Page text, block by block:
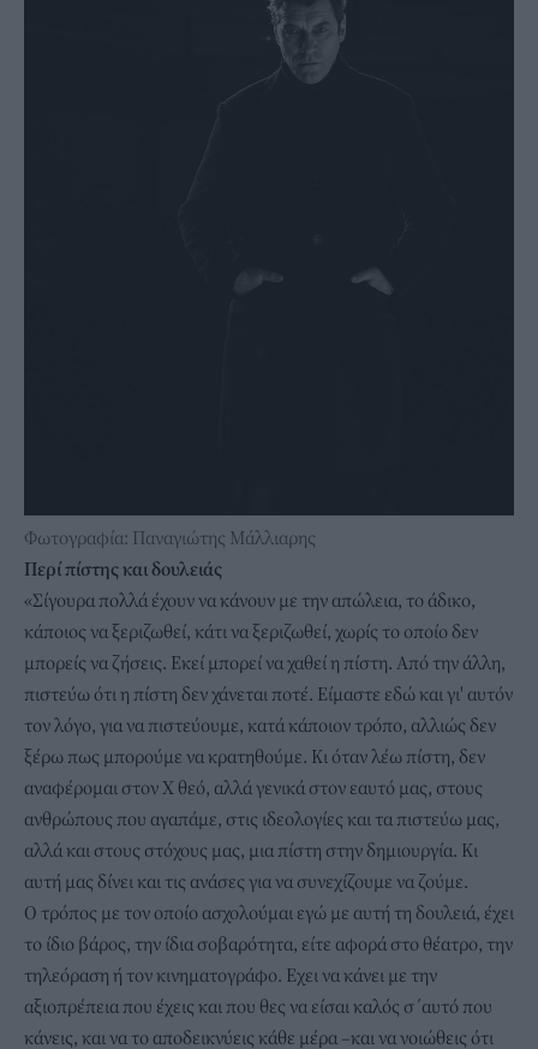
Φωτογραφία: Παναγιώτης Μάλλιαρης
Περί πίστης και δουλειάς
«Σίγουρα πολλά έχουν να κάνουν με την απώλεια, το άδικο,
κάποιος να ξεριζωθεί, κάτι να ξεριζωθεί, χωρίς το οποίο δεν
μπορείς να ζήσεις. Εκεί μπορεί να χαθεί η πίστη. Από την άλλη,
πιστεύω ότι η πίστη δεν χάνεται ποτέ. Είμαστε εδώ και γι' αυτόν
τον λόγο, για να πιστεύουμε, κατά κάποιον τρόπο, αλλιώς δεν
ξέρω πως μπορούμε να κρατηθούμε. Κι όταν λέω πίστη, δεν
αναφέρομαι στον Χ θεό, αλλά γενικά στον εαυτό μας, στους
ανθρώπους που αγαπάμε, στις ιδεολογίες και τα πιστεύω μας,
αλλά και στους στόχους μας, μια πίστη στην δημιουργία. Κι
αυτή μας δίνει και τις ανάσες για να συνεχίζουμε να ζούμε.
Ο τρόπος με τον οποίο ασχολούμαι εγώ με αυτή τη δουλειά, έχει
το ίδιο βάρος, την ίδια σοβαρότητα, είτε αφορά στο θέατρο, την
τηλεόραση ή τον κινηματογράφο. Εχει να κάνει με την
αξιοπρέπεια που έχεις και που θες να είσαι καλός σ΄αυτό που
κάνεις, και να το αποδεικνύεις κάθε μέρα –και να νοιώθεις ότι